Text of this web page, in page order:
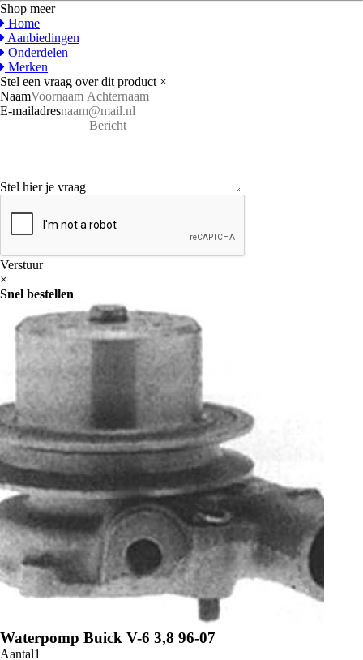
Shop meer
Home
Aanbiedingen
Onderdelen
Merken
Stel een vraag over dit product ×
Naam
E-mailadres
Stel hier je vraag
Verstuur
×
Snel bestellen
Waterpomp Buick V-6 3,8 96-07
Aantal